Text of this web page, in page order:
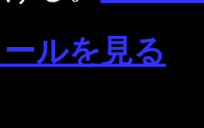
ルを見る